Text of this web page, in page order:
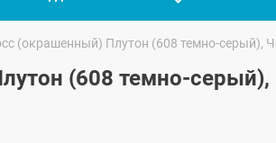
(окрашенный) Плутон (608 темно-серый),
(608 темно-